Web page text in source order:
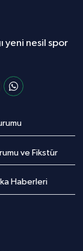
yeni nesil spor
ve Fikstür
Haberleri